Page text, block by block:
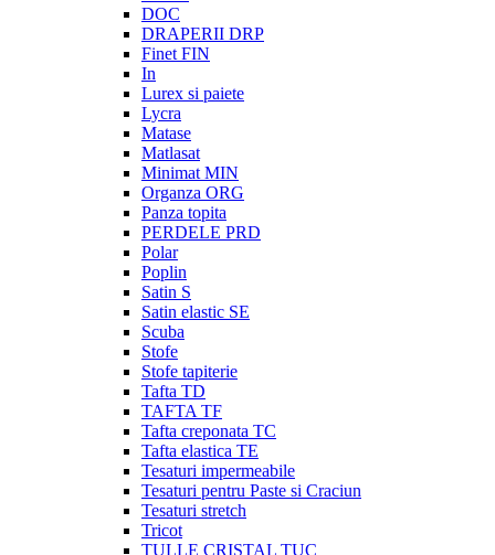
DOC
DRAPERII DRP
Finet FIN
In
Lurex si paiete
Lycra
Matase
Matlasat
Minimat MIN
Organza ORG
Panza topita
PERDELE PRD
Polar
Poplin
Satin S
Satin elastic SE
Scuba
Stofe
Stofe tapiterie
Tafta TD
TAFTA TF
Tafta creponata TC
Tafta elastica TE
Tesaturi impermeabile
Tesaturi pentru Paste si Craciun
Tesaturi stretch
Tricot
TULLE CRISTAL TUC